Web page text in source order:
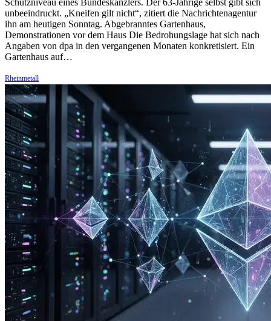
unbeeindruckt. „Kneifen gilt nicht“, zitiert die Nachrichtenagentur
ihn am heutigen Sonntag. Abgebranntes Gartenhaus,
Demonstrationen vor dem Haus Die Bedrohungslage hat sich nach
Angaben von dpa in den vergangenen Monaten konkretisiert. Ein
Gartenhaus auf…
Rheinmetall